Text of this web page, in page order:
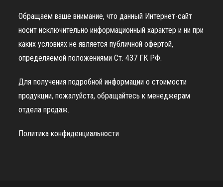
Обращаем ваше внимание, что данный Интернет-сайт
носит исключительно информационный характер и ни при
каких условиях не является публичной офертой,
определяемой положениями Ст. 437 ГК РФ.
Для получения подробной информации о стоимости
продукции, пожалуйста, обращайтесь к менеджерам
отдела продаж.
Политика конфиденциальности